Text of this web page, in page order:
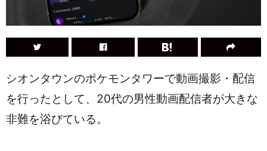
シオンタウンのポケモンタワーで動画撮影・配信
を行ったとして、20代の男性動画配信者が大きな
非難を浴びている。